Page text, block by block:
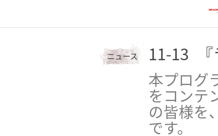
ニュース 11-13
本プログ
をコンテ
の皆様を
です。